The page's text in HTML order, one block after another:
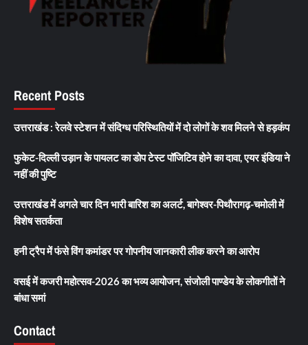
Recent Posts
उत्तराखंड : रेलवे स्टेशन में संदिग्ध परिस्थितियों में दो लोगों के शव मिलने से हड़कंप
फुकेट-दिल्ली उड़ान के पायलट का डोप टेस्ट पॉजिटिव होने का दावा, एयर इंडिया ने
नहीं की पुष्टि
उत्तराखंड में अगले चार दिन भारी बारिश का अलर्ट, बागेश्वर-पिथौरागढ़-चमोली में
विशेष सतर्कता
हनी ट्रैप में फंसे विंग कमांडर पर गोपनीय जानकारी लीक करने का आरोप
वसई में कजरी महोत्सव-2026 का भव्य आयोजन, संजोली पाण्डेय के लोकगीतों ने
बांधा समां
Contact